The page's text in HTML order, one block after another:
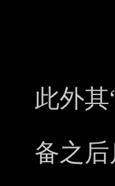
此外
备之